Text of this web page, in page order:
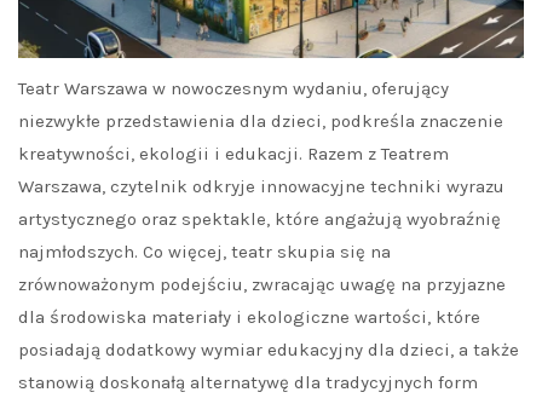
Teatr Warszawa w nowoczesnym wydaniu, oferujący
niezwykłe przedstawienia dla dzieci, podkreśla znaczenie
kreatywności, ekologii i edukacji. Razem z Teatrem
Warszawa, czytelnik odkryje innowacyjne techniki wyrazu
artystycznego oraz spektakle, które angażują wyobraźnię
najmłodszych. Co więcej, teatr skupia się na
zrównoważonym podejściu, zwracając uwagę na przyjazne
dla środowiska materiały i ekologiczne wartości, które
posiadają dodatkowy wymiar edukacyjny dla dzieci, a także
stanowią doskonałą alternatywę dla tradycyjnych form